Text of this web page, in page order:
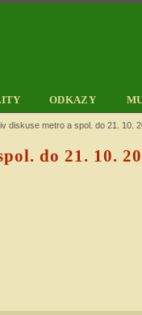
ODKAZY
diskuse metro a spol. do 21. 10.
do 21. 10.